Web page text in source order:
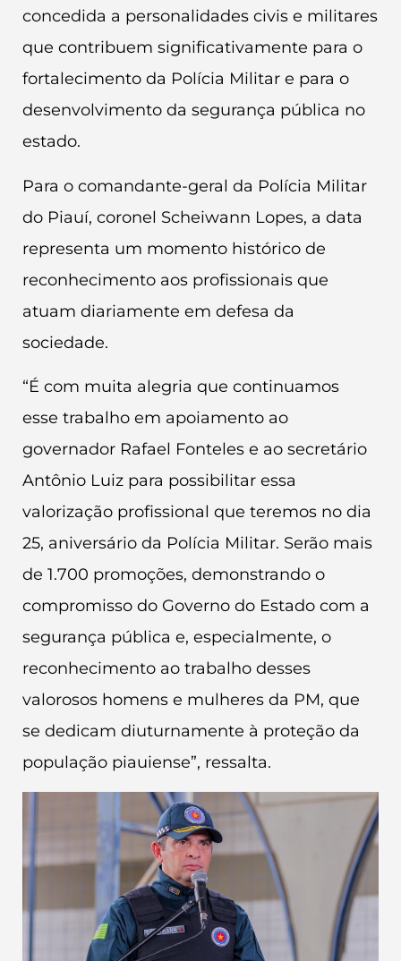
concedida a personalidades civis e militares
que contribuem significativamente para o
fortalecimento da Polícia Militar e para o
desenvolvimento da segurança pública no
estado.
Para o comandante-geral da Polícia Militar
do Piauí, coronel Scheiwann Lopes, a data
representa um momento histórico de
reconhecimento aos profissionais que
atuam diariamente em defesa da
sociedade.
“É com muita alegria que continuamos
esse trabalho em apoiamento ao
governador Rafael Fonteles e ao secretário
Antônio Luiz para possibilitar essa
valorização profissional que teremos no dia
25, aniversário da Polícia Militar. Serão mais
de 1.700 promoções, demonstrando o
compromisso do Governo do Estado com a
segurança pública e, especialmente, o
reconhecimento ao trabalho desses
valorosos homens e mulheres da PM, que
se dedicam diuturnamente à proteção da
população piauiense”, ressalta.